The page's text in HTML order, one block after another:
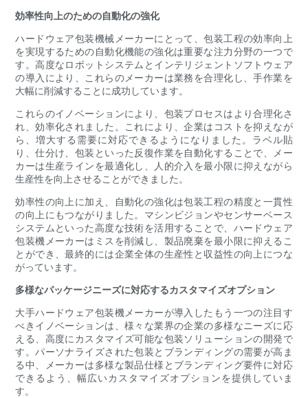
効率性向上のための自動化の強化
ハードウェア包装機械メーカーにとって、包装工程の効率向上
を実現するための自動化機能の強化は重要な注力分野の一つで
す。高度なロボットシステムとインテリジェントソフトウェア
の導入により、これらのメーカーは業務を合理化し、手作業を
大幅に削減することに成功しています。
これらのイノベーションにより、包装プロセスはより合理化さ
れ、効率化されました。これにより、企業はコストを抑えなが
ら、増大する需要に対応できるようになりました。ラベル貼
り、仕分け、包装といった反復作業を自動化することで、メー
カーは生産ラインを最適化し、人的介入を最小限に抑えながら
生産性を向上させることができました。
効率性の向上に加え、自動化の強化は包装工程の精度と一貫性
の向上にもつながりました。マシンビジョンやセンサーベース
システムといった高度な技術を活用することで、ハードウェア
包装機メーカーはミスを削減し、製品廃棄を最小限に抑えるこ
とができ、最終的には企業全体の生産性と収益性の向上につな
がっています。
多様なパッケージニーズに対応するカスタマイズオプション
大手ハードウェア包装機メーカーが導入したもう一つの注目す
べきイノベーションは、様々な業界の企業の多様なニーズに応
える、高度にカスタマイズ可能な包装ソリューションの開発で
す。パーソナライズされた包装とブランディングの需要が高ま
る中、メーカーは多様な製品仕様とブランディング要件に対応
できるよう、幅広いカスタマイズオプションを提供していま
す。